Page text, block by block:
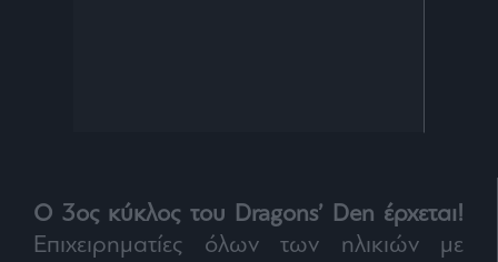
Ο 3ος κύκλος του Dragons’ Den έρχεται!
Επιχειρηματίες όλων των ηλικιών με